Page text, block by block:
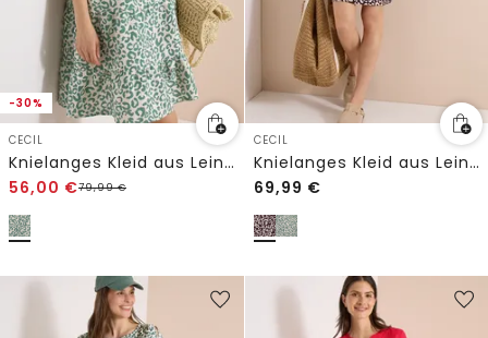
-30%
CECIL
Knielanges Kleid aus Leinenmix mit Print
56,00 €79,99€
CECIL
Knielanges Kleid aus Leinenmix mit Print
69,99 €